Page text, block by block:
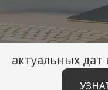
актуальных дат